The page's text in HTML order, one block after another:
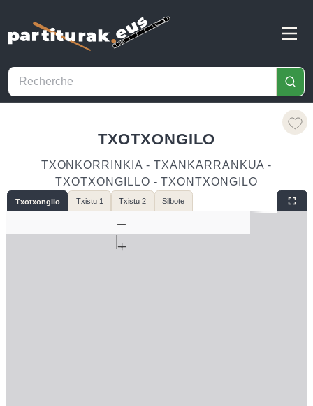
TXOTXONGILO
TXONKORRINKIA - TXANKARRANKUA -
TXOTXONGILLO - TXONTXONGILO
Txotxongilo Txistu 1 Txistu 2 Silbote